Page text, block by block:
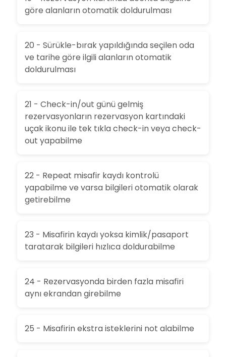
göre alanların otomatik doldurulması
20 - Sürükle-bırak yapıldığında seçilen oda
ve tarihe göre ilgili alanların otomatik
doldurulması
21 - Check-in/out günü gelmiş
rezervasyonların rezervasyon kartındaki
uçak ikonu ile tek tıkla check-in veya check-
out yapabilme
22 - Repeat misafir kaydı kontrolü
yapabilme ve varsa bilgileri otomatik olarak
getirebilme
23 - Misafirin kaydı yoksa kimlik/pasaport
taratarak bilgileri hızlıca doldurabilme
24 - Rezervasyonda birden fazla misafiri
aynı ekrandan girebilme
25 - Misafirin ekstra isteklerini not alabilme